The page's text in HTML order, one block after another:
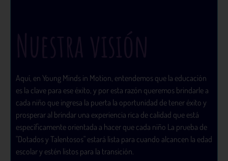
Aquí, en Young Minds in Motion, entendemos que la educación
es la clave para ese éxito, y por esta razón queremos brindarle a
cada niño que ingresa la puerta la oportunidad de tener éxito y
prosperar al brindar una experiencia rica de calidad que está
específicamente orientada a hacer que cada niño La prueba de
"Dotados y Talentosos" estará lista para cuando alcancen la edad
escolar y estén listos para la transición.